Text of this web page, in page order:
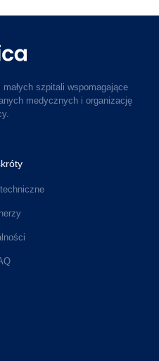
szpitali wspomagające
medycznych i organizację